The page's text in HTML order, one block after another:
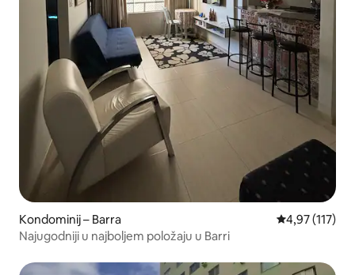
Kondominij – Barra Prosječna
4,97 (117)
Najugodniji u najboljem položaju u Barri